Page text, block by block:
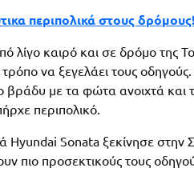
περιπολικά στους δρόμους!
λίγο καιρό και σε δρόμο της
να ξεγελάει τους
βράδυ με τα φώτα ανοιχτά
περιπολικό.
Hyundai Sonata ξεκίνησε στην
πιο προσεκτικούς τους